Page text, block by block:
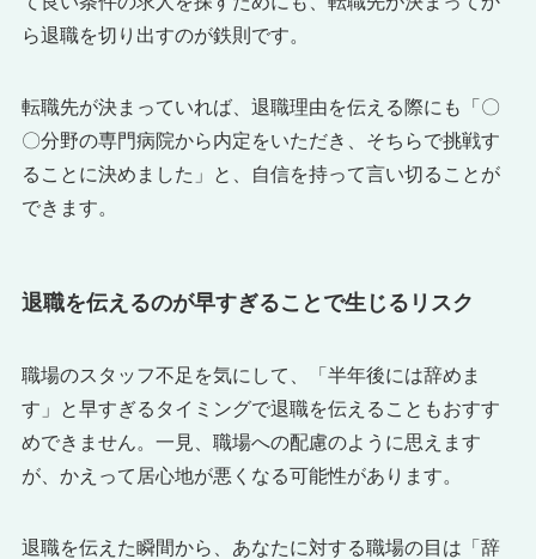
ら退職を切り出すのが鉄則です。
転職先が決まっていれば、退職理由を伝える際にも「〇
〇分野の専門病院から内定をいただき、そちらで挑戦す
ることに決めました」と、自信を持って言い切ることが
できます。
退職を伝えるのが早すぎることで生じるリスク
職場のスタッフ不足を気にして、「半年後には辞めま
す」と早すぎるタイミングで退職を伝えることもおすす
めできません。一見、職場への配慮のように思えます
が、かえって居心地が悪くなる可能性があります。
退職を伝えた瞬間から、あなたに対する職場の目は「辞